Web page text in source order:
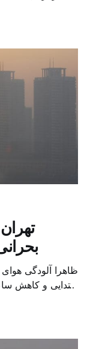
خواهرش خواند
ظاهرا آلودگی
ابتدایی و کاهش
بدین ترتیب